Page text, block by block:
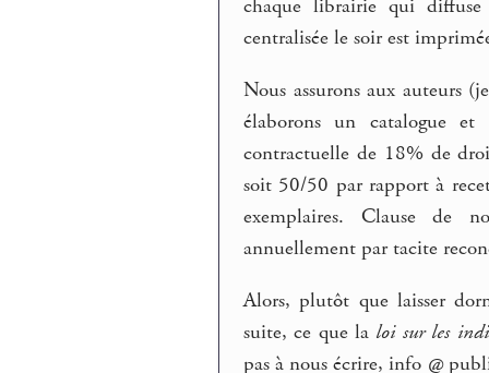
chaque librairie qui
centralisée le soir est
Nous assurons aux auteurs
élaborons un catalogue
contractuelle de 18% de
soit 50/50 par rapport à
exemplaires. Clause de
annuellement par tacite
Alors, plutôt que laisser
suite, ce que la loi sur les
pas à nous écrire, info @